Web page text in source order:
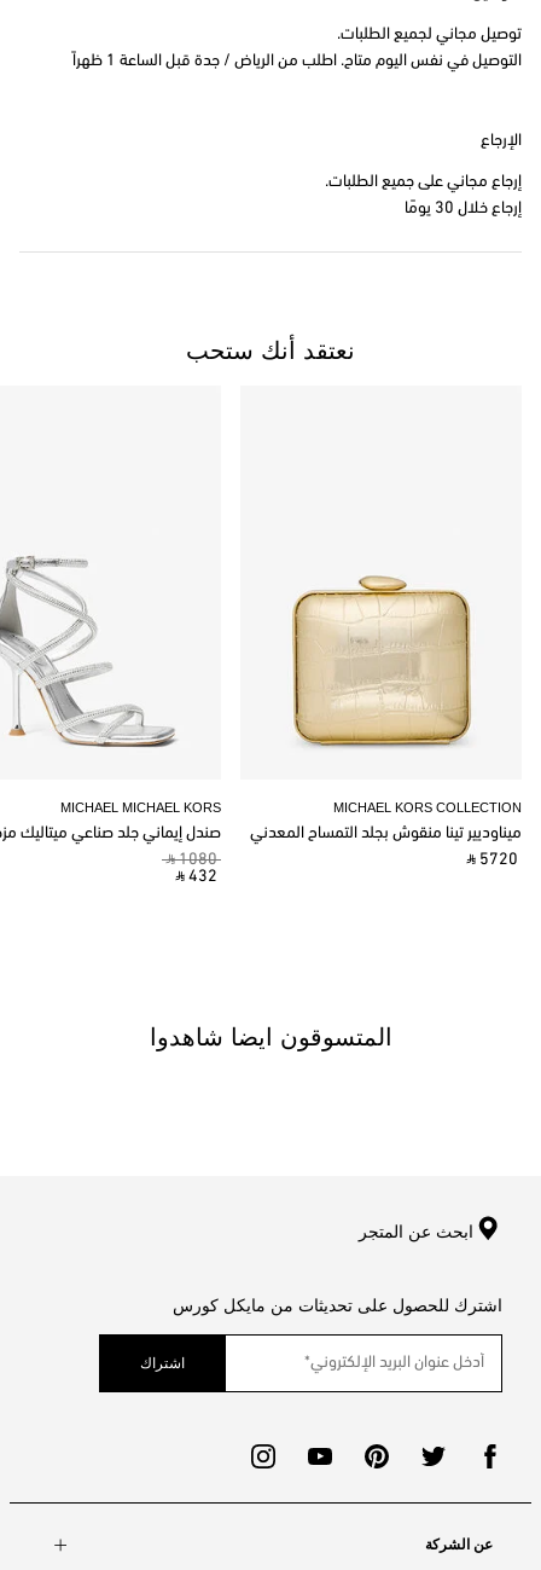
توصيل مجاني لجميع الطلبات.
التوصيل في نفس اليوم متاح. اطلب من الرياض / جدة قبل الساعة 1 ظهراً
الإرجاع
إرجاع مجاني على جميع الطلبات.
إرجاع خلال 30 يومًا
نعتقد أنك ستحب
MICHAEL MICHAEL KORS
صندل إيماني جلد صناعي ميتاليك
‎ ⃁ 1080 ‎
‎ ⃁ 432 ‎
MICHAEL KORS COLLECTION
ميناوديير تينا منقوش بجلد التمساح المعدني
‎ ⃁ 5720 ‎
المتسوقون ايضا شاهدوا
ابحث عن المتجر
اشترك للحصول على تحديثات من مايكل كورس
اشتراك
عن الشركة